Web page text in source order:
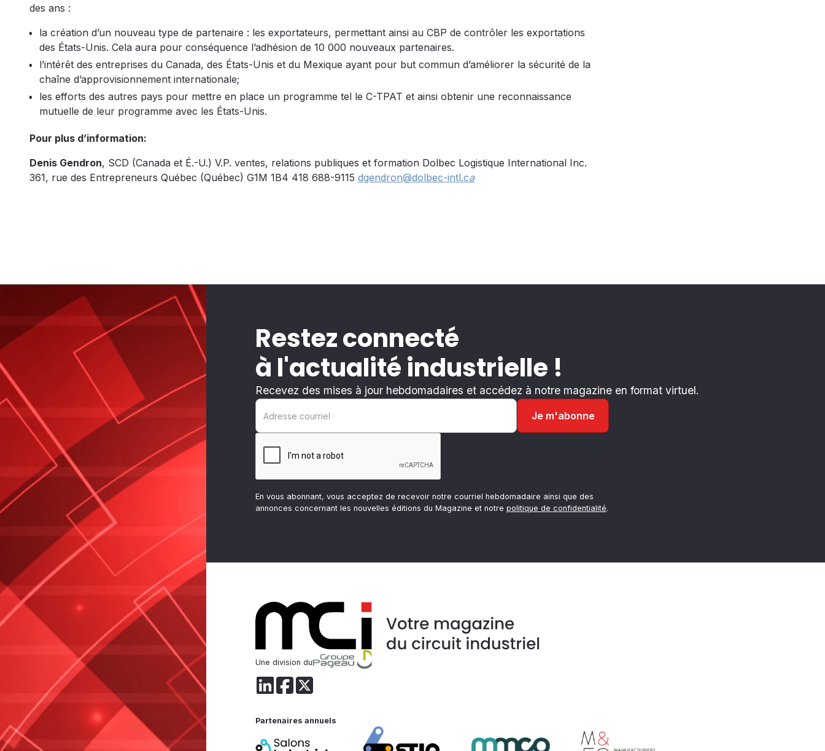
des ans :
la création d’un nouveau type de partenaire : les exportateurs, permettant ainsi au CBP de contrôler les exportations
des États-Unis. Cela aura pour conséquence l’adhésion de 10 000 nouveaux partenaires.
l’intérêt des entreprises du Canada, des États-Unis et du Mexique ayant pour but commun d’améliorer la sécurité de la
chaîne d’approvisionnement internationale;
les efforts des autres pays pour mettre en place un programme tel le C-TPAT et ainsi obtenir une reconnaissance
mutuelle de leur programme avec les États-Unis.
Pour plus d’information:
Denis Gendron, SCD (Canada et É.-U.) V.P. ventes, relations publiques et formation Dolbec Logistique International Inc.
361, rue des Entrepreneurs Québec (Québec) G1M 1B4 418 688-9115 dgendron@dolbec-intl.ca
Restez connecté
à l'actualité industrielle !
Recevez des mises à jour hebdomadaires et accédez à notre magazine en format virtuel.
En vous abonnant, vous acceptez de recevoir notre courriel hebdomadaire ainsi que des
annonces concernant les nouvelles éditions du Magazine et notre politique de confidentialité.
Une division du
Partenaires annuels